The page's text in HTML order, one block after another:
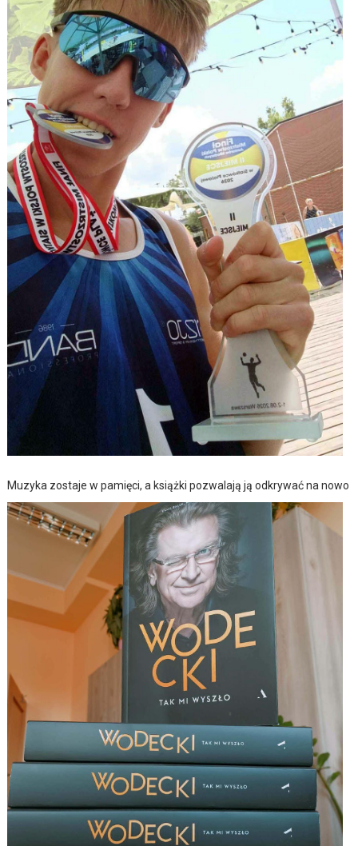
Muzyka zostaje w pamięci, a książki pozwalają ją odkrywać na nowo